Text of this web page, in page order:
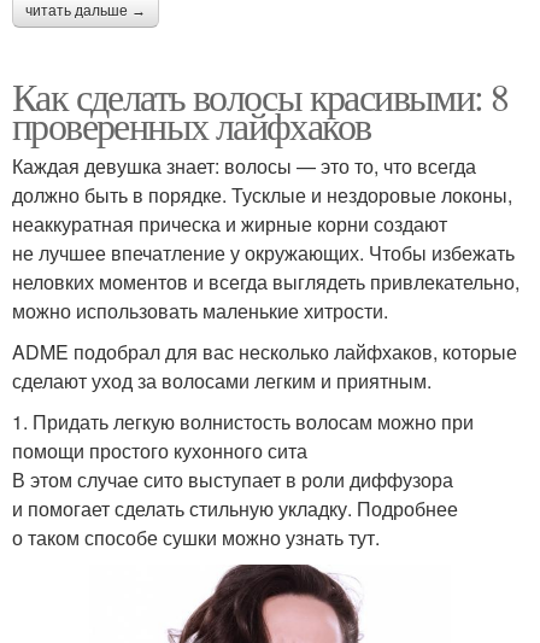
читать дальше →
Как сделать волосы красивыми: 8
проверенных лайфхаков
Каждая девушка знает: волосы — это то, что всегда
должно быть в порядке. Тусклые и нездоровые локоны,
неаккуратная прическа и жирные корни создают
не лучшее впечатление у окружающих. Чтобы избежать
неловких моментов и всегда выглядеть привлекательно,
можно использовать маленькие хитрости.
ADME подобрал для вас несколько лайфхаков, которые
сделают уход за волосами легким и приятным.
1. Придать легкую волнистость волосам можно при
помощи простого кухонного сита
В этом случае сито выступает в роли диффузора
и помогает сделать стильную укладку. Подробнее
о таком способе сушки можно узнать тут.